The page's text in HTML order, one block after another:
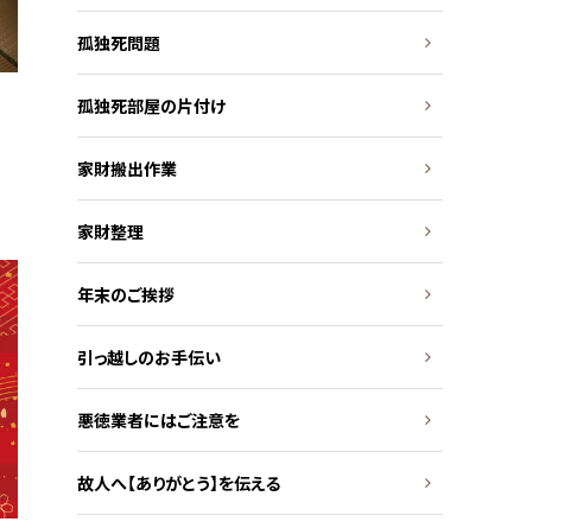
孤独死問題
孤独死部屋の片付け
家財搬出作業
家財整理
年末のご挨拶
引っ越しのお手伝い
悪徳業者にはご注意を
故人へ【ありがとう】を伝える